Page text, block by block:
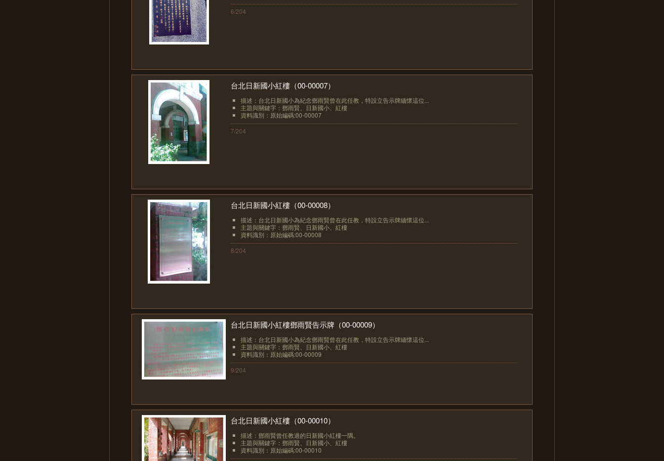
6/204
台北日新國小紅樓（00-00007）
描述：台北日新國小為紀念鄧雨賢曾在此任教，特設立告示牌緬懷這位...
主題與關鍵字：鄧雨賢、日新國小、紅樓
資料識別：原始編碼:00-00007
7/204
台北日新國小紅樓（00-00008）
描述：台北日新國小為紀念鄧雨賢曾在此任教，特設立告示牌緬懷這位...
主題與關鍵字：鄧雨賢、日新國小、紅樓
資料識別：原始編碼:00-00008
8/204
台北日新國小紅樓鄧雨賢告示牌（00-00009）
描述：台北日新國小為紀念鄧雨賢曾在此任教，特設立告示牌緬懷這位...
主題與關鍵字：鄧雨賢、日新國小、紅樓
資料識別：原始編碼:00-00009
9/204
台北日新國小紅樓（00-00010）
描述：鄧雨賢曾任教過的日新國小紅樓一隅。
主題與關鍵字：鄧雨賢、日新國小、紅樓
資料識別：原始編碼:00-00010